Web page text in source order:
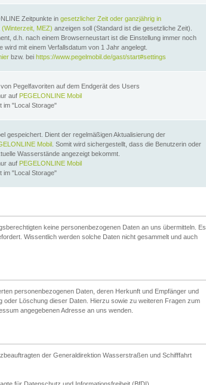
Zeitpunkte in gesetzlicher Zeit oder ganzjährig in
MEZ) anzeigen soll (Standard ist die gesetzliche Zeit).
d.h. nach einem Browserneustart ist die Einstellung immer noch
wird mit einem Verfallsdatum von 1 Jahr angelegt.
bzw. bei https://www.pegelmobil.de/gast/start#settings
Pegelfavoriten auf dem Endgerät des Users
auf PEGELONLINE Mobil
im "Local Storage"
gespeichert. Dient der regelmäßigen Aktualisierung der
Mobil . Somit wird sichergestellt, dass die Benutzerin oder
Wasserstände angezeigt bekommt.
auf PEGELONLINE Mobil
im "Local Storage"
keine personenbezogenen Daten an uns übermitteln. Es
Wissentlich werden solche Daten nicht gesammelt und auch
personenbezogenen Daten, deren Herkunft und Empfänger und
Löschung dieser Daten. Hierzu sowie zu weiteren Fragen zum
angegebenen Adresse an uns wenden.
der Generaldirektion Wasserstraßen und Schifffahrt